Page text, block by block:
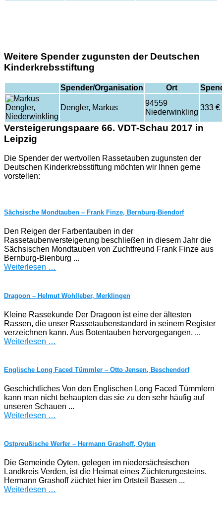
Weitere Spender zugunsten der Deutschen
Kinderkrebsstiftung
Spender/Organisation Ort
Dengler, Markus
94559
Niederwinkling
333 €
Versteigerungspaare 66. VDT-Schau 2017 in
Leipzig
Die Spender der wertvollen Rassetauben zugunsten der
Deutschen Kinderkrebsstiftung möchten wir Ihnen gerne
vorstellen:
Sächsische Mondtauben – Frank Finze, Bernburg-Biendorf
Den Reigen der Farbentauben in der
Rassetaubenversteigerung beschließen in diesem Jahr die
Sächsischen Mondtauben von Zuchtfreund Frank Finze aus
Bernburg-Bienburg ...
Weiterlesen …
Dragoon – Helmut Wohlleber, Merklingen
Kleine Rassekunde Der Dragoon ist eine der ältesten
Rassen, die unser Rassetaubenstandard in seinem Register
verzeichnen kann. Aus Botentauben hervorgegangen, ...
Weiterlesen …
Englische Long Faced Tümmler – Otto Jensen, Beschendorf
Geschichtliches Von den Englischen Long Faced Tümmlern
kann man nicht behaupten das sie zu den sehr häufig auf
unseren Schauen ...
Weiterlesen …
Ostpreußische Werfer – Hermann Grashoff, Oyten
Die Gemeinde Oyten, gelegen im niedersächsischen
Landkreis Verden, ist die Heimat eines Züchterurgesteins.
Hermann Grashoff züchtet hier im Ortsteil Bassen ...
Weiterlesen …